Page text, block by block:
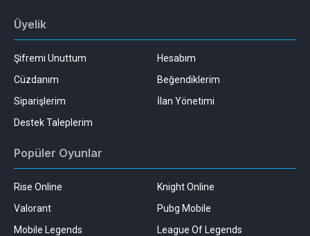
Üyelik
Şifremi Unuttum
Hesabım
Cüzdanım
Beğendiklerim
Siparişlerim
İlan Yönetimi
Destek Taleplerim
Popüler Oyunlar
Rise Online
Knight Online
Valorant
Pubg Mobile
Mobile Legends
League Of Legends